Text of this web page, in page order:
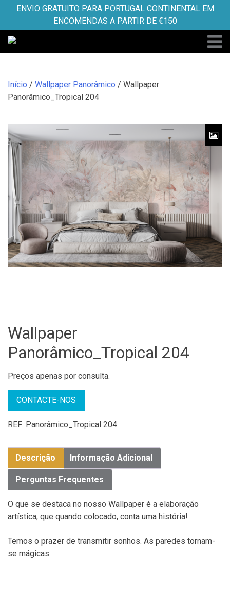
content
ENVIO GRATUITO PARA PORTUGAL CONTINENTAL EM
ENCOMENDAS A PARTIR DE €150
Início / Wallpaper Panorâmico / Wallpaper
Panorâmico_Tropical 204
Wallpaper
Panorâmico_Tropical 204
Preços apenas por consulta.
CONTACTE-NOS
REF: Panorâmico_Tropical 204
Descrição Informação Adicional
Perguntas Frequentes
O que se destaca no nosso Wallpaper é a elaboração
artística, que quando colocado, conta uma história!
Temos o prazer de transmitir sonhos. As paredes tornam-
se mágicas.